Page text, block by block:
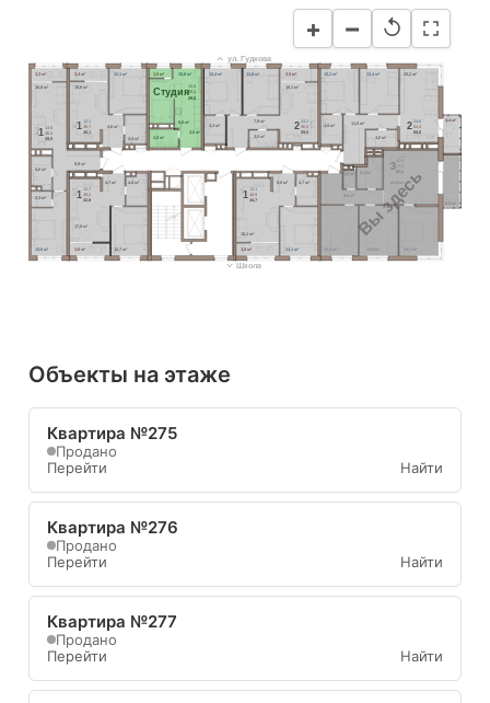
+ − ↺
12,7 м²
4,8 м²
17,0 м²
4,7 м²
3,6 м²
1
12,7
39,2
42,8
13,6 м²
4,6 м²
3,3 м²
16,8 м²
8,9 м²
2,3 м²
1
13,6
46,2
49,5
12,1 м²
4,4 м²
4,6 м²
3,4 м²
15,6 м²
1
12,1
36,7
40,1
5,6 м²
3,8 м²
15,6 м²
1,5 м²
3,0 м²
Cтудия
15,6
28,0
29,5
12,4 м² 11,8 м²
4,3 м²
16,1 м²
3,5 м²
3,5 м²
7,9 м² 2
24,2
56,0
59,5
12,2 м² 12,4 м² 20,2 м²
11,0 м²
4,0 м²
4,4 м²
4,6 м² 2
24,6
64,4
68,8
13,4 м² 13,8 м² 13,7 м²
21,0 м²
6,0 м²
5,1 м²
9,0 м²
3
40,9
77,6
83,6
4,7 м²
13,1 м²
18,1 м²
5,0 м²
3,8 м²
1
13,1
40,9
44,7
Вы здесь
ул. Гудкова
Школа
Объекты на этаже
Квартира №275
Продано
Перейти
Найти
Квартира №276
Продано
Перейти
Найти
Квартира №277
Продано
Перейти
Найти